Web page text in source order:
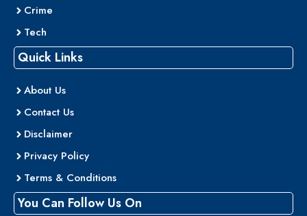
Crime
Tech
Quick Links
About Us
Contact Us
Disclaimer
Privacy Policy
Terms & Conditions
You Can Follow Us On